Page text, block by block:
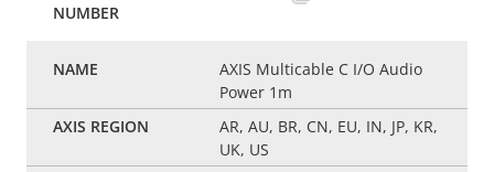
AXIS Multicable C I/O Audio
Power 1m
AR, AU, BR, CN, EU, IN, JP, KR,
UK, US